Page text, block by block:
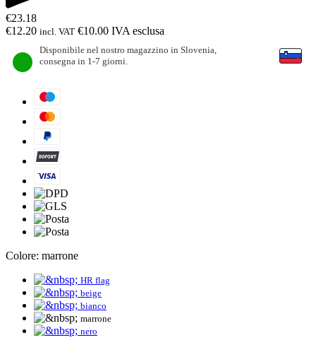
€23.18
€12.20 incl. VAT €10.00 IVA esclusa
Disponibile nel nostro magazzino in Slovenia,
consegna in 1-7 giorni.
Colore: marrone
HR flag
beige
bianco
marrone
nero